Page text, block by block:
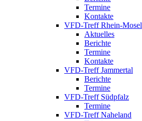
Termine
Kontakte
VFD-Treff Rhein-Mosel
Aktuelles
Berichte
Termine
Kontakte
VFD-Treff Jammertal
Berichte
Termine
VFD-Treff Südpfalz
Termine
VFD-Treff Naheland